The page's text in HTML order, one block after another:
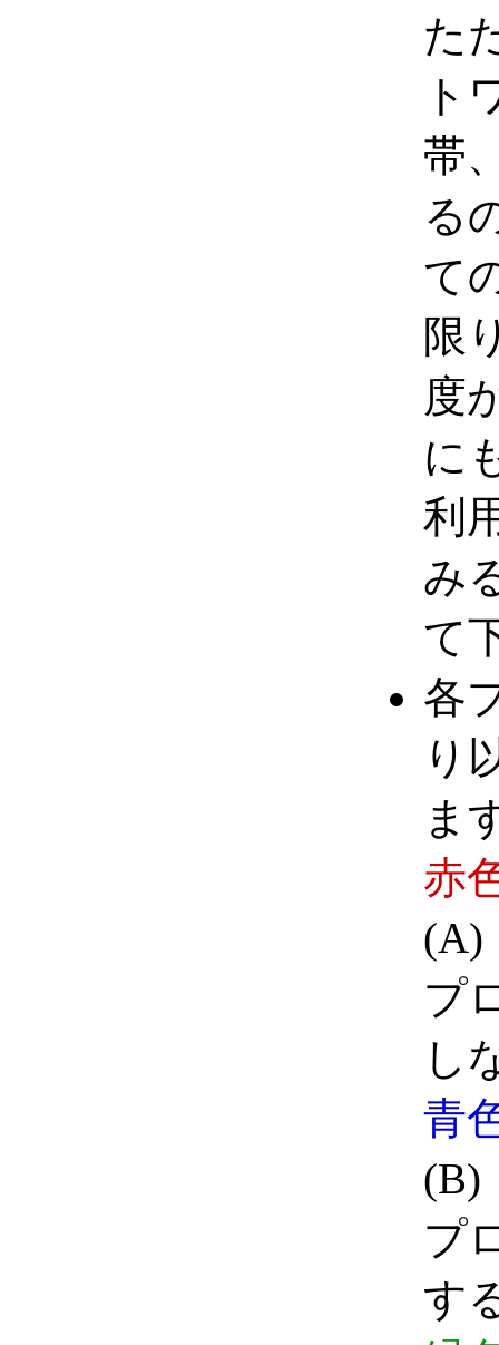
た
ト
帯
る
て
限
度
に
利
み
て
各
り
ま
赤
(A)
プ
し
青
(B)
プ
す